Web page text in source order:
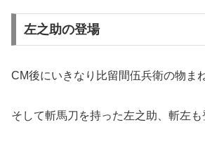
左之助の登場
CM後にいきなり比留間伍兵衛の物ま
そして斬馬刀を持った左之助、斬左も